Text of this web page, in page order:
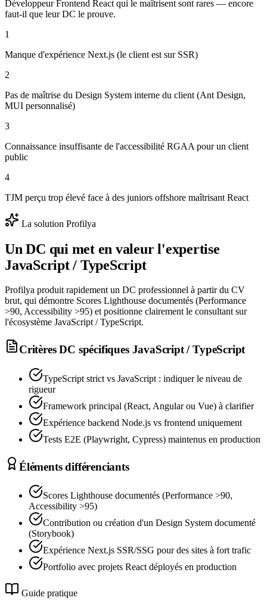
Développeur Frontend React qui le maîtrisent sont rares — encore
faut-il que leur DC le prouve.
1
Manque d'expérience Next.js (le client est sur SSR)
2
Pas de maîtrise du Design System interne du client (Ant Design,
MUI personnalisé)
3
Connaissance insuffisante de l'accessibilité RGAA pour un client
public
4
TJM perçu trop élevé face à des juniors offshore maîtrisant React
La solution Profilya
Un DC qui met en valeur l'expertise
JavaScript / TypeScript
Profilya produit rapidement un DC professionnel à partir du CV
brut, qui démontre Scores Lighthouse documentés (Performance
>90, Accessibility >95) et positionne clairement le consultant sur
l'écosystème JavaScript / TypeScript.
Critères DC spécifiques JavaScript / TypeScript
TypeScript strict vs JavaScript : indiquer le niveau de
rigueur
Framework principal (React, Angular ou Vue) à clarifier
Expérience backend Node.js vs frontend uniquement
Tests E2E (Playwright, Cypress) maintenus en production
Éléments différenciants
Scores Lighthouse documentés (Performance >90,
Accessibility >95)
Contribution ou création d'un Design System documenté
(Storybook)
Expérience Next.js SSR/SSG pour des sites à fort trafic
Portfolio avec projets React déployés en production
Guide pratique